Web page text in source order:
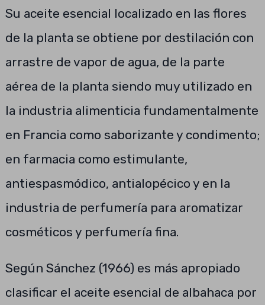
Su aceite esencial localizado en las flores
de la planta se obtiene por destilación con
arrastre de vapor de agua, de la parte
aérea de la planta siendo muy utilizado en
la industria alimenticia fundamentalmente
en Francia como saborizante y condimento;
en farmacia como estimulante,
antiespasmódico, antialopécico y en la
industria de perfumería para aromatizar
cosméticos y perfumería fina.
Según Sánchez (1966) es más apropiado
clasificar el aceite esencial de albahaca por